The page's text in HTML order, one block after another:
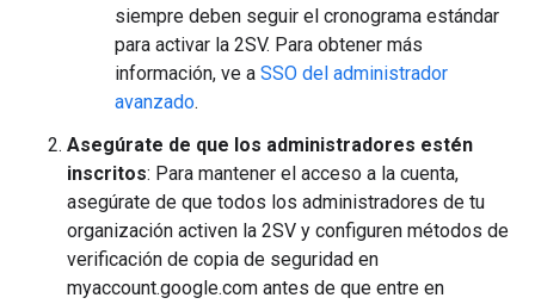
siempre deben seguir el cronograma estándar
para activar la 2SV. Para obtener más
información, ve a SSO del administrador
avanzado.
Asegúrate de que los administradores estén
inscritos: Para mantener el acceso a la cuenta,
asegúrate de que todos los administradores de tu
organización activen la 2SV y configuren métodos de
verificación de copia de seguridad en
myaccount.google.com antes de que entre en